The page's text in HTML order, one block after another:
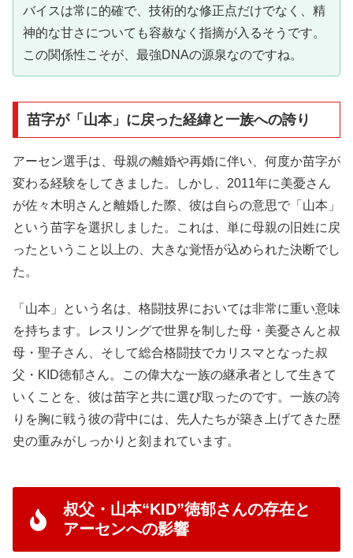
バイスは常に的確で、技術的な修正点だけでなく、精
神的な甘さについても容赦なく指摘が入るそうです。
この関係性こそが、最強DNAの源泉なのですね。
苗字が「山本」に戻った経緯と一族への誇り
アーセン選手は、母親の離婚や再婚に伴い、何度か苗字が
変わる経験をしてきました。しかし、2011年に美憂さん
が佐々木明さんと離婚した際、彼は自らの意思で「山本」
という苗字を選択しました。これは、単に母親の旧姓に戻
ったということ以上の、大きな覚悟が込められた決断でし
た。
「山本」という名は、格闘技界においては非常に重い意味
を持ちます。レスリングで世界を制した母・美憂さんと叔
母・聖子さん、そして総合格闘技でカリスマとなった叔
父・KID徳郁さん。この偉大な一族の継承者として生きて
いくことを、彼は苗字と共に選び取ったのです。一族の誇
りを胸に戦う彼の背中には、先人たちが築き上げてきた歴
史の重みがしっかりと刻まれています。
叔父・山本“KID”徳郁さんの存在と
アーセンへの影響